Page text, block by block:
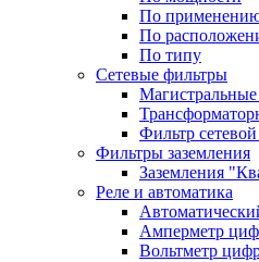
По
По
По типу
Сетевые фильтры
Фильтр
Фильтры заземления
Заземления
Реле и автоматика
Амперметр
Вольтметр